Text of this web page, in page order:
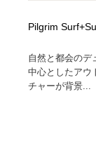
Pilgrim
自然と都会のデ
中心としたアウ
チャーが背景...